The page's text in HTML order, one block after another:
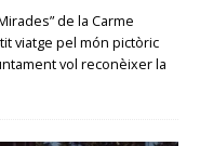
de la Carme
viatge pel món pictòric
vol reconèixer la